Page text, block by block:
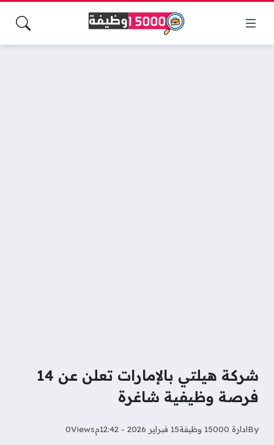
شركة هيلتي بالإمارات تعلن عن 14
فرصة وظيفية شاغرة
Byادارة 15000 وظيفة 15 فبراير 2026 - 12:42م Views
0